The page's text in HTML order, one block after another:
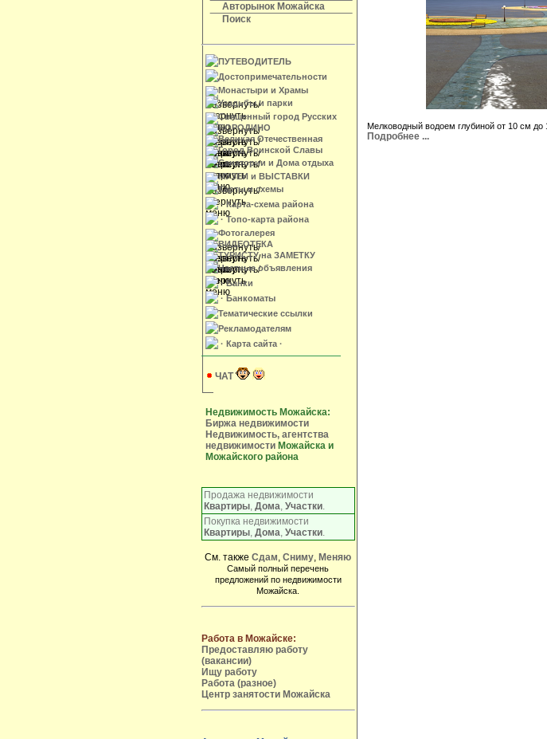
Авторынок Можайска
Поиск
ПУТЕВОДИТЕЛЬ
Достопримечательности
Монастыри и Храмы
Усадьбы и парки
Священный город Русских
БОРОДИНО
Великая Отечественная
Город Воинской Славы
Санатории и Дома отдыха
МУЗЕИ и ВЫСТАВКИ
Карты и схемы
· Карта-схема района
· Топо-карта района
Фотогалерея
ВИДЕОТЕКА
ТУРИСТУ на ЗАМЕТКУ
Частные объявления
· Банки
· Банкоматы
Тематические ссылки
Рекламодателям
· Карта сайта ·
ЧАТ
Недвижимость Можайска:
Биржа недвижимости
Недвижимость, агентства
недвижимостиМожайска и
Можайского района
Продажа недвижимости
Квартиры, Дома, Участки.
Покупка недвижимости
Квартиры, Дома, Участки.
См. также Сдам, Сниму, Меняю
Самый полный перечень
предложений по недвижимости
Можайска.
Работа в Можайске:
Предоставляю работу
(вакансии)
Ищу работу
Работа (разное)
Центр занятости Можайска
Мелководный водоем глубиной от 10 см до
Подробнее ...